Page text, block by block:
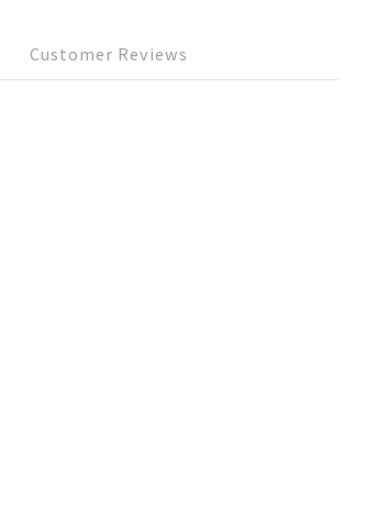
Customer Reviews